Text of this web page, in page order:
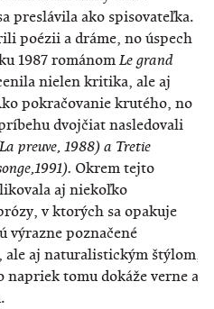
preslávila ako spisovateľka.
poézii a dráme, no úspech
1987 románomLe grand
nielen kritika, ale aj
pokračovanie krutého, no
dvojčiat nasledovali
preuve, 1988) a Tretie
Okrem tejto
aj niekoľko
v ktorých sa opakuje
výrazne poznačené
aj naturalistickým štýlom,
tomu dokáže verne a